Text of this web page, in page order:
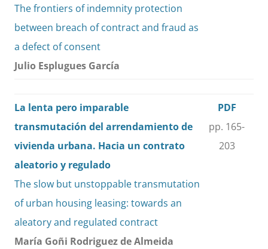
The frontiers of indemnity protection
between breach of contract and fraud as
a defect of consent
Julio Esplugues García
La lenta pero imparable
transmutación del arrendamiento de
vivienda urbana. Hacia un contrato
aleatorio y regulado
The slow but unstoppable transmutation
of urban housing leasing: towards an
aleatory and regulated contract
María Goñi Rodriguez de Almeida
PDF
pp. 165-
203